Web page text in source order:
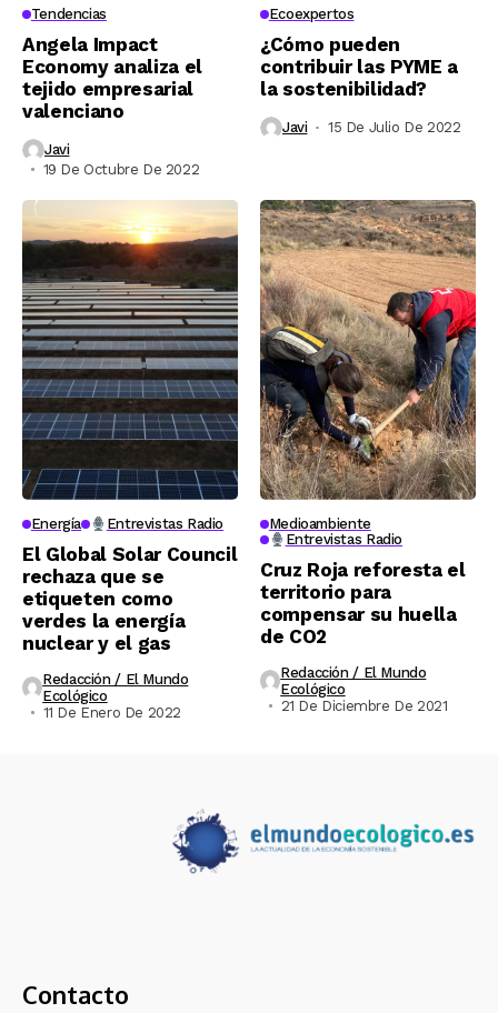
Tendencias
Angela Impact
Economy analiza el
tejido empresarial
valenciano
Javi
19 De Octubre De 2022
Ecoexpertos
¿Cómo pueden
contribuir las PYME a
la sostenibilidad?
Javi 15 De Julio De 2022
Energía Entrevistas Radio
El Global Solar Council
rechaza que se
etiqueten como
verdes la energía
nuclear y el gas
Redacción / El Mundo
Ecológico
11 De Enero De 2022
Medioambiente
Entrevistas Radio
Cruz Roja reforesta el
territorio para
compensar su huella
de CO2
Redacción / El Mundo
Ecológico
21 De Diciembre De 2021
Contacto